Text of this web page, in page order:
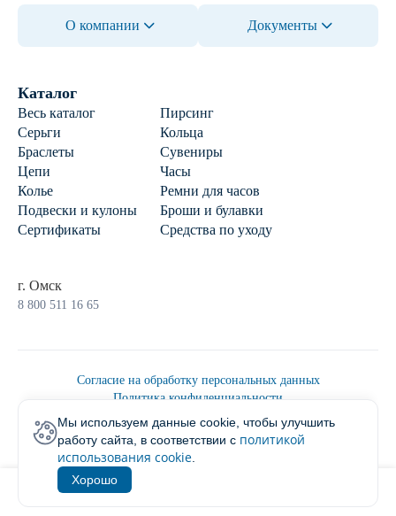
1
О компании Документы
Каталог
Весь каталог
Пирсинг
Серьги
Кольца
Браслеты
Сувениры
Цепи
Часы
Колье
Ремни для часов
Подвески и кулоны
Броши и булавки
Сертификаты
Средства по уходу
г. Омск
8 800 511 16 65
Согласие на обработку персональных данных
Политика конфиденциальности
Политика обработки персональных данных
Пользовательским соглашением
2026 © Ювелирторг
Мы используем данные cookie, чтобы улучшить
работу сайта, в соответствии с политикой
использования cookie
Хорошо